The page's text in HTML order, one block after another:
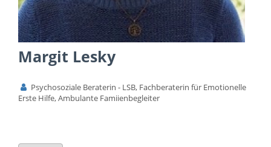
Margit Lesky
Psychosoziale Beraterin - LSB, Fachberaterin für Emotionelle
Erste Hilfe, Ambulante Famiienbegleiter